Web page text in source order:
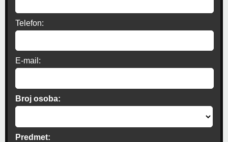
Telefon:
E-mail:
Broj osoba:
Predmet: